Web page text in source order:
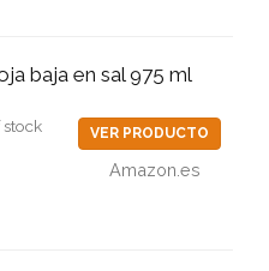
baja en sal 975 ml
stock VER PRODUCTO
Amazon.es